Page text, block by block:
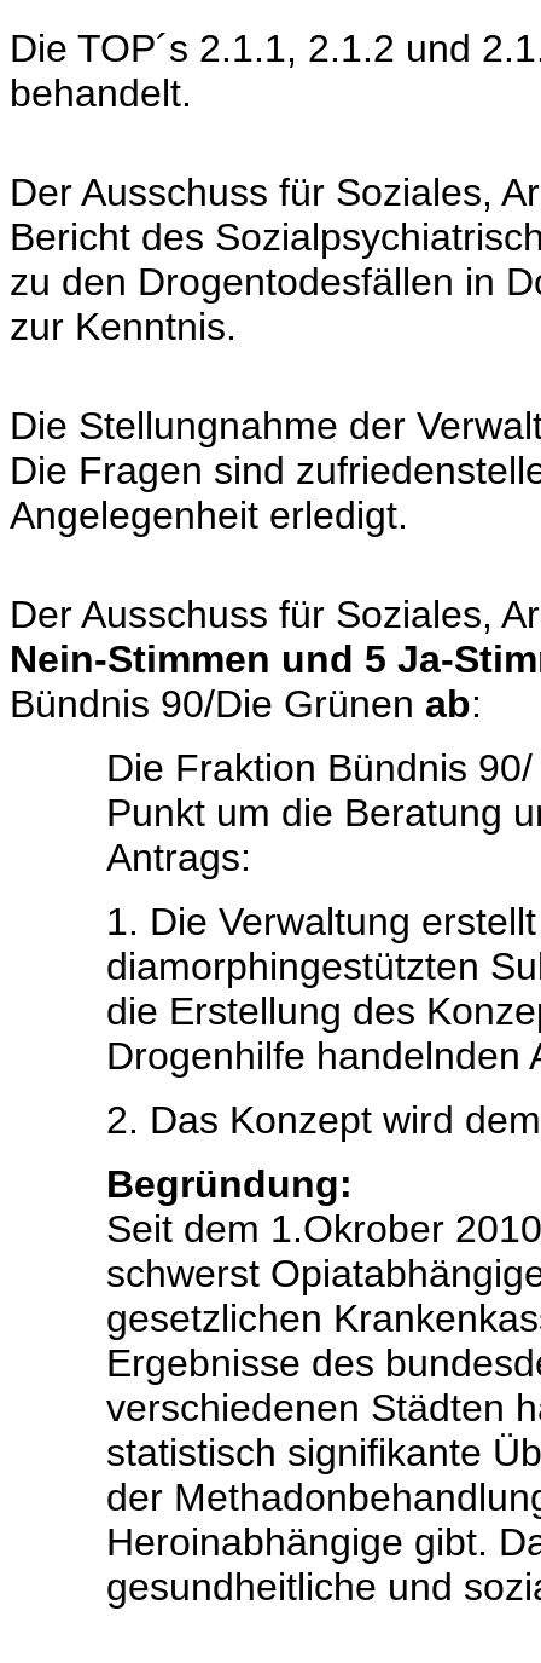
Die TOP´s 2.1.1, 2.1.2 und
behandelt.
Der Ausschuss für Soziales,
Bericht des
zu den Drogentodesfällen in
zur Kenntnis.
Die Stellungnahme der
Die Fragen sind
Angelegenheit erledigt.
Der Ausschuss für Soziales,
Nein-Stimmen und 5 Ja-
Bündnis 90/Die Grünen ab:
Die Fraktion Bündnis
Punkt um die Beratung
Antrags:
1. Die Verwaltung
diamorphingestützten
die Erstellung des
Drogenhilfe handelnden
2. Das Konzept wird
Begründung:
Seit dem 1.Okrober
schwerst
gesetzlichen
Ergebnisse des
verschiedenen Städten
statistisch signifikante
der
Heroinabhängige gibt.
gesundheitliche und